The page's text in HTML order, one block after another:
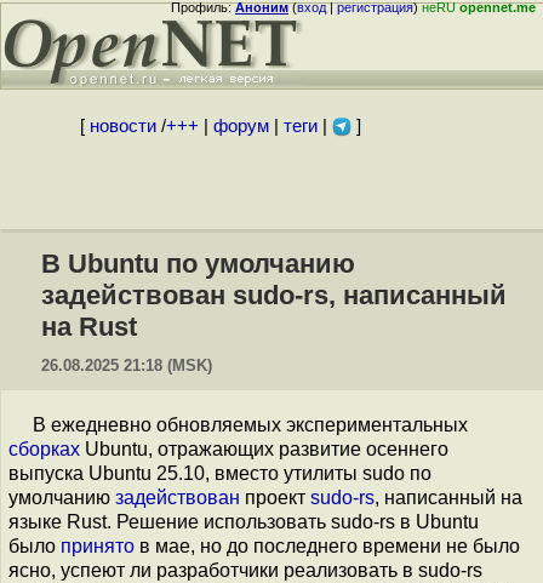
Профиль:Аноним(вход|регистрация)неRUopennet.me
[ новости/+++ форум| теги| ]
В Ubuntu по умолчанию
задействован sudo-rs, написанный
на Rust
26.08.2025 21:18 (MSK)
В ежедневно обновляемых экспериментальных
сборках Ubuntu, отражающих развитие осеннего
выпуска Ubuntu 25.10, вместо утилиты sudo по
умолчанию задействован проект sudo-rs, написанный на
языке Rust. Решение использовать sudo-rs в Ubuntu
было принято в мае, но до последнего времени не было
ясно, успеют ли разработчики реализовать в sudo-rs